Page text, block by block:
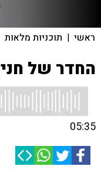
ראשי | תוכניות מלאות
החדר של
05:35